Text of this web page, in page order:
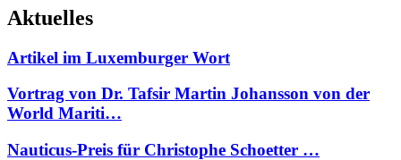
Aktuelles
Artikel im Luxemburger Wort
Vortrag von Dr. Tafsir Martin Johansson von der
World Mariti…
Nauticus-Preis für Christophe Schoetter …